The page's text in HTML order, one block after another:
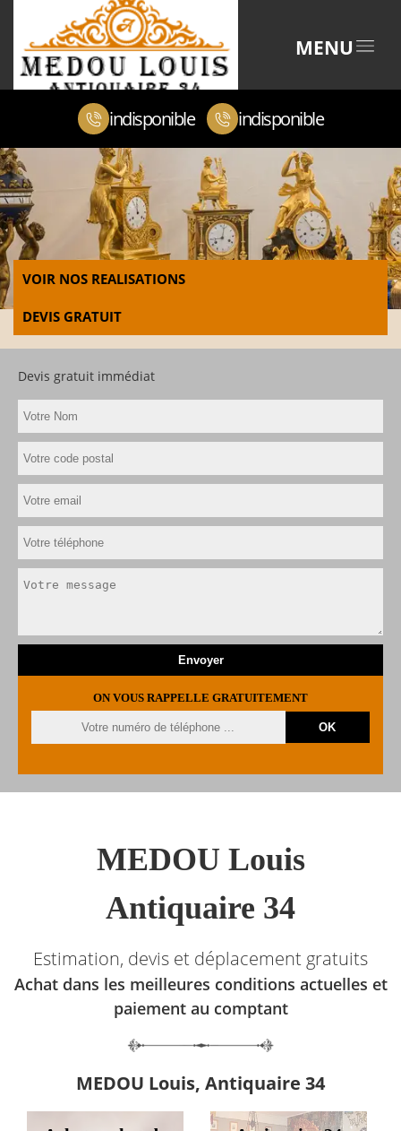
MENU
indisponible indisponible
VOIR NOS REALISATIONS
DEVIS GRATUIT
Devis gratuit immédiat
ON VOUS RAPPELLE GRATUITEMENT
MEDOU Louis
Antiquaire 34
Estimation, devis et déplacement gratuits
Achat dans les meilleures conditions actuelles et
paiement au comptant
MEDOU Louis, Antiquaire 34